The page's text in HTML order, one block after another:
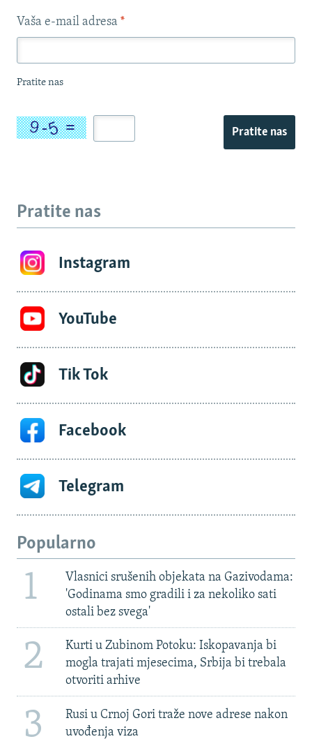
Vaša e-mail adresa *
Pratite nas
Pratite nas
Pratite nas
Instagram
YouTube
Tik Tok
Facebook
Telegram
Popularno
1
Vlasnici srušenih objekata na Gazivodama:
'Godinama smo gradili i za nekoliko sati
ostali bez svega'
2
Kurti u Zubinom Potoku: Iskopavanja bi
mogla trajati mjesecima, Srbija bi trebala
otvoriti arhive
3
Rusi u Crnoj Gori traže nove adrese nakon
uvođenja viza